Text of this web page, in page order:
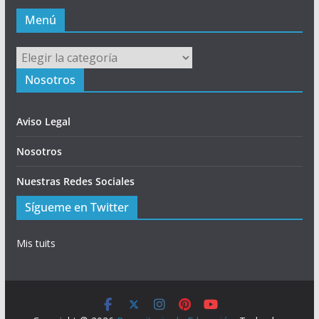
Menú
Menú
Nosotros
Aviso Legal
Nosotros
Nuestras Redes Sociales
Sígueme en Twitter
Mis tuits